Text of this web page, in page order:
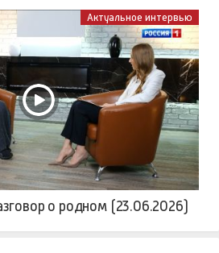
Актуальное интервью
о родном (23.06.2026)